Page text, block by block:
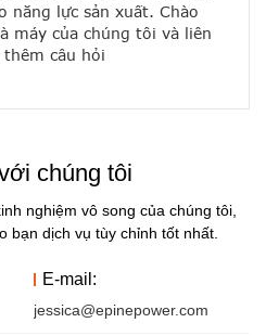
năng lực sản xuất. Chào
máy của chúng tôi và liên
câu hỏi
chúng tôi
nghiệm vô song của chúng tôi,
bạn dịch vụ tùy chỉnh tốt nhất.
E-mail:
jessica@epinepower.com